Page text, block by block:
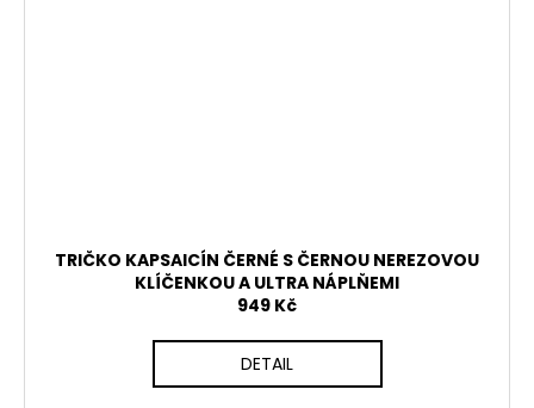
TRIČKO KAPSAICÍN ČERNÉ S ČERNOU NEREZOVOU
KLÍČENKOU A ULTRA NÁPLŇEMI
949 Kč
DETAIL